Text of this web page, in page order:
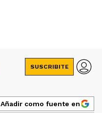
SUSCRIBITE
Añadir como fuente en